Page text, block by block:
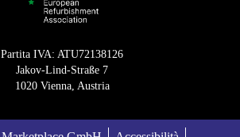
Partita IVA: ATU72138126
Jakov-Lind-Straße 7
1020 Vienna, Austria